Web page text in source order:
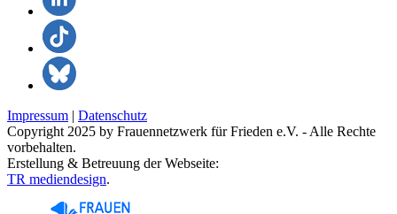
Impressum | Datenschutz
Copyright 2025 by Frauennetzwerk für Frieden e.V. - Alle Rechte
vorbehalten.
Erstellung & Betreuung der Webseite:
TR mediendesign.